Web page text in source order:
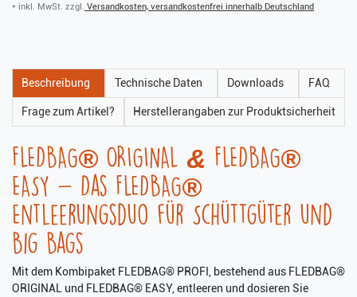
* inkl. MwSt. zzgl. Versandkosten, versandkostenfrei innerhalb Deutschland
Beschreibung Technische Daten Downloads FAQ
Frage zum Artikel? Herstellerangaben zur Produktsicherheit
FLEDBAG® ORIGINAL & FLEDBAG®
EASY - Das FLEDBAG®
Entleerungsduo für Schüttgüter und
Big Bags
Mit dem Kombipaket FLEDBAG® PROFI, bestehend aus FLEDBAG®
ORIGINAL und FLEDBAG® EASY, entleeren und dosieren Sie